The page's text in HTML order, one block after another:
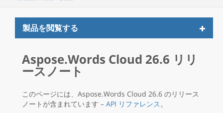
製品を閲覧する
Aspose.Words Cloud 26.6 リリ
ースノート
このページには、Aspose.Words Cloud 26.6 のリリース
ノートが含まれています – API リファレンス。